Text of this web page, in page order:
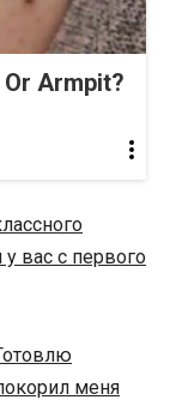
Or Armpit?
у вас с первого
меня